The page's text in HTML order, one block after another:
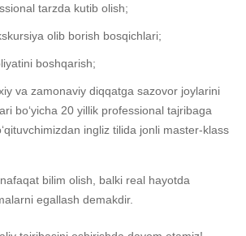
tarzda kutib olish;
olib borish bosqichlari;
boshqarish;
va zamonaviy diqqatga sazovor joylarini
bo‘yicha 20 yillik professional tajribaga
ingliz tilida jonli master-klass
bilim olish, balki real hayotda
egallash demakdir.